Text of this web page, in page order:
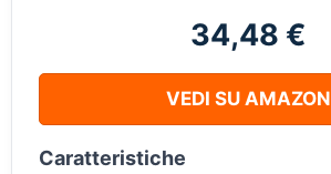
34,48 €
VEDI SU AMAZON
Caratteristiche